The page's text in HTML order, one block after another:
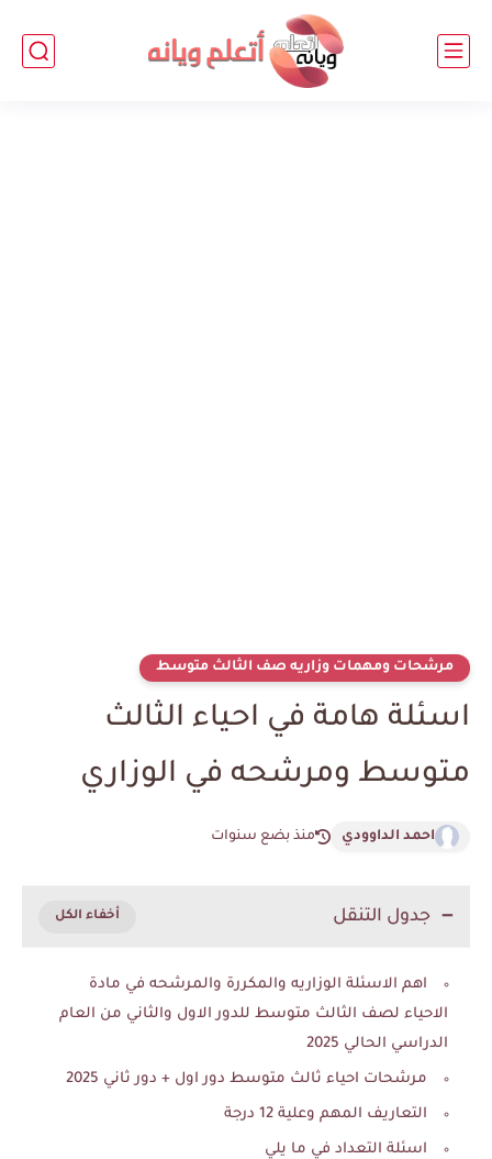
مرشحات ومهمات وزاريه صف الثالث متوسط
اسئلة هامة في احياء الثالث
متوسط ومرشحه في الوزاري
احمد الداوودي منذ بضع سنوات
جدول التنقل
اهم الاسئلة الوزاريه والمكررة والمرشحه في مادة
الاحياء لصف الثالث متوسط للدور الاول والثاني من العام
الدراسي الحالي 2025
مرشحات احياء ثالث متوسط دور اول + دور ثاني 2025
التعاريف المهم وعلية 12 درجة
اسئلة التعداد في ما يلي